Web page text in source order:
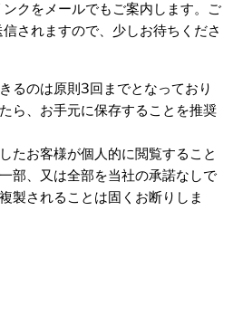
クをメールでもご案内します。ご
されますので、少しお待ちくださ
るのは原則3回までとなっており
ら、お手元に保存することを推奨
たお客様が個人的に閲覧すること
部、又は全部を当社の承諾なしで
製されることは固くお断りしま